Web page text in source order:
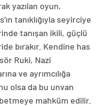
yazılan oyun,
tanıklığıyla seyirciye
tanışan ikili, güçlü
bırakır. Kendine has
Ruki, Nazi
ve ayrımcılığa
olsa da bu unvan
mahküm edilir.